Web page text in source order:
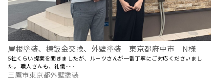
屋根塗装、棟鈑金交換、外壁塗装 東京都府中市 N様
5社くらい提案を聞きましたが、ルーツさんが一番丁寧にご対応くださいまし
た。 職人さんも、礼儀･･･
三鷹市東京都外壁塗装